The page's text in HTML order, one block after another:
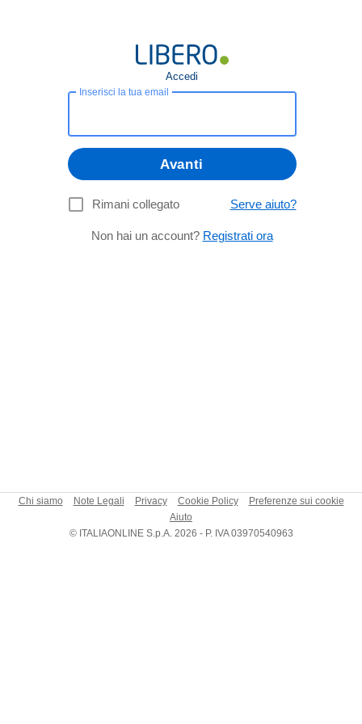
Accedi
Inserisci la tua email
Avanti
Rimani collegato Serve aiuto?
Non hai un account? Registrati ora
Chi siamo Note Legali Privacy Cookie Policy
Preferenze sui cookie
Aiuto
© ITALIAONLINE S.p.A. 2026 - P. IVA 03970540963